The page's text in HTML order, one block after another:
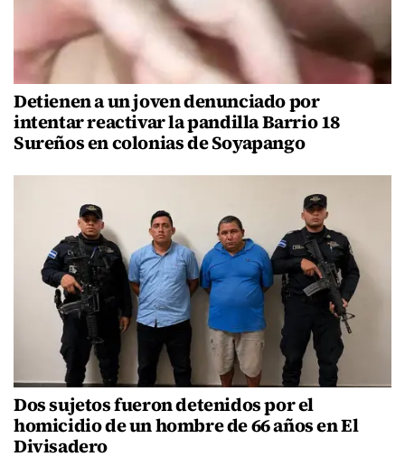
Detienen a un joven denunciado por
intentar reactivar la pandilla Barrio 18
Sureños en colonias de Soyapango
Dos sujetos fueron detenidos por el
homicidio de un hombre de 66 años en El
Divisadero